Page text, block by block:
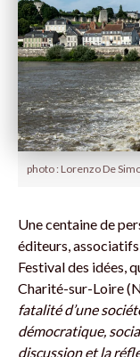
photo : Lorenzo De
Une centaine de
éditeurs,
Festival des idées,
Charité-sur-Loire
fatalité d’une
démocratique,
discussion et la